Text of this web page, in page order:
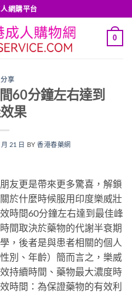
網購平台
0
享
60分鐘左右達到
果
21 日 BY香港春藥網
友更是帶來更多驚喜，解鎖
於什麼時候服用印度樂威壯
時間60分鐘左右達到最佳峰
間取決於藥物的代謝半衰期
，後者是與患者相關的個人
別、年齡）簡而言之，樂威
持續時間、藥物最大濃度時
時間：為保證藥物的有效利